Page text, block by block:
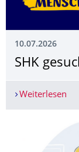
10.07.2026
SHK
Weiterlesen